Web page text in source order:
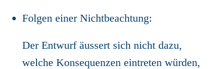
Folgen einer Nichtbeachtung:
Der Entwurf äussert sich nicht dazu,
welche Konsequenzen eintreten würden,